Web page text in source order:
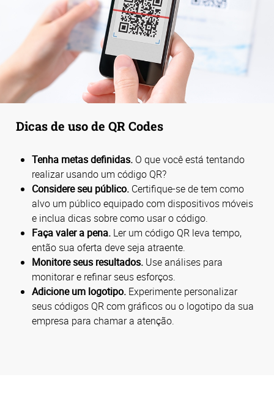
Dicas de uso de QR Codes
Tenha metas definidas. O que você está tentando
realizar usando um código QR?
Considere seu público. Certifique-se de tem como
alvo um público equipado com dispositivos móveis
e inclua dicas sobre como usar o código.
Faça valer a pena. Ler um código QR leva tempo,
então sua oferta deve seja atraente.
Monitore seus resultados. Use análises para
monitorar e refinar seus esforços.
Adicione um logotipo. Experimente personalizar
seus códigos QR com gráficos ou o logotipo da sua
empresa para chamar a atenção.